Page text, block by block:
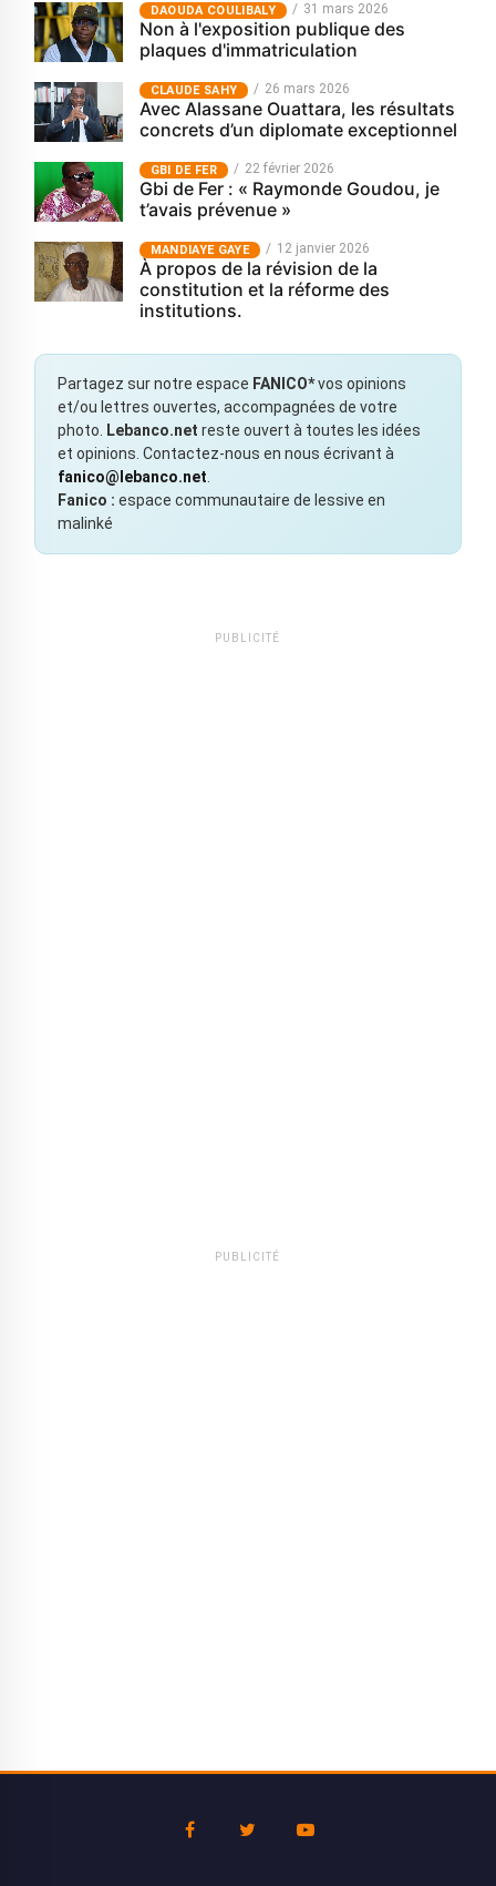
‎DAOUDA COULIBALY 31 mars 2026
Non à l'exposition publique des
plaques d'immatriculation
CLAUDE SAHY 26 mars 2026
Avec Alassane Ouattara, les résultats
concrets d’un diplomate exceptionnel
GBI DE FER 22 février 2026
Gbi de Fer : « Raymonde Goudou, je
t’avais prévenue »
MANDIAYE GAYE 12 janvier 2026
À propos de la révision de la
constitution et la réforme des
institutions.
Partagez sur notre espace FANICO*vos opinions
et/ou lettres ouvertes, accompagnées de votre
photo.
Lebanco.net reste ouvert à toutes les idées
et opinions. Contactez-nous en nous écrivant à
fanico@lebanco.net
Fanico : espace communautaire de lessive en
malinké
PUBLICITÉ
PUBLICITÉ